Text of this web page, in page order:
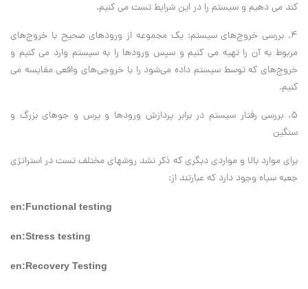
کند می دهیم و سیستم را در این شرایط تست می کنیم.
۴. بررسی خروج‌های سیستم: یک مجموعه از ورودهای صحیح با خروج‌های
مربوط به آن را تهیه می کنیم و سپس ورودها را به سیستم وارد می کنیم و
خروج‌های که توسط سیستم داده می‌شود را با خروجی‌های واقعی مقایسه می
کنیم.
۵. بررسی رفتار سیستم در برابر پردازش ورودها و پرس و جوهای بزرگ و
سنگین
برای موارد بالا و مواردی دیگری که ذکر نشد روشهای مختلف تست در استراتژی
جعبه سیاه وجود دارد که عبارتند از:
en:Functional testing
en:Stress testing
en:Recovery Testing